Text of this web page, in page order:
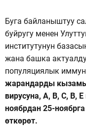
Буга байланыштуу
буйругу менен
институтунун
жана башка
популяциялык
жарандарды
вирусуна, А, В, С, В,
ноябрдан 25-
өткөрөт.